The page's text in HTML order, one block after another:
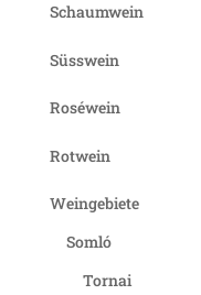
Schaumwein
Süsswein
Roséwein
Rotwein
Weingebiete
Somló
Tornai